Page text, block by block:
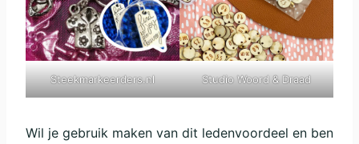
Steekmarkeerders.nl Studio Woord & Draad
Wil je gebruik maken van dit ledenvoordeel en ben